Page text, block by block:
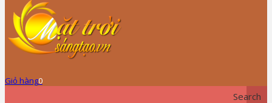
Giỏ hàng0
Search